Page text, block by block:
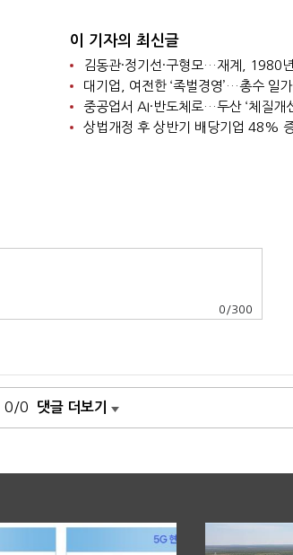
이 기자의 최신글
김동관·정기선·구형모…재계, 1980
대기업, 여전한 ‘족벌경영’…총수 일
중공업서 AI·반도체로…두산 ‘체질개
0 /300
0/0 댓글 더보기